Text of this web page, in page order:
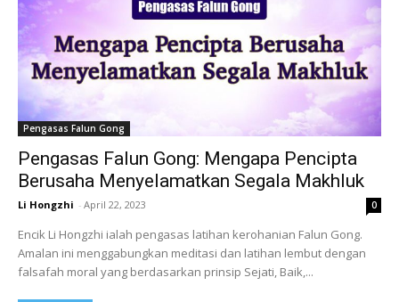
Pengasas Falun Gong
Pengasas Falun Gong: Mengapa Pencipta
Berusaha Menyelamatkan Segala Makhluk
Li Hongzhi - April 22, 2023 0
Encik Li Hongzhi ialah pengasas latihan kerohanian Falun Gong.
Amalan ini menggabungkan meditasi dan latihan lembut dengan
falsafah moral yang berdasarkan prinsip Sejati, Baik,...